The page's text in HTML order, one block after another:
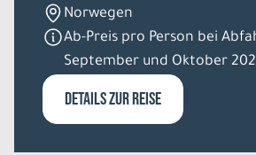
Norwegen
Ab-Preis pro Person bei
September und Oktober
DETAILS ZUR REISE